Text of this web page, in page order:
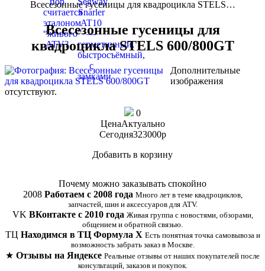
Всесезонные гусеницы для квадроцикла STELS…
Всесезонные гусеницы для
квадроцикла STELS 600/800GT
Дополнительные
изображения
отсутствуют.
0
ЦенаАктуально
Сегодня323000p
Добавить в корзину
Почему можно заказывать спокойно
2008 Работаем с 2008 года Много лет в теме квадроциклов,
запчастей, шин и аксессуаров для ATV.
VK ВКонтакте с 2010 года Живая группа с новостями, обзорами,
общением и обратной связью.
ТЦ Находимся в ТЦ Формула Х Есть понятная точка самовывоза и
возможность забрать заказ в Москве.
★ Отзывы на Яндексе Реальные отзывы от наших покупателей после
консультаций, заказов и покупок.